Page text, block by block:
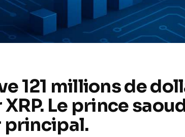
121 millions de
Le prince
principal.